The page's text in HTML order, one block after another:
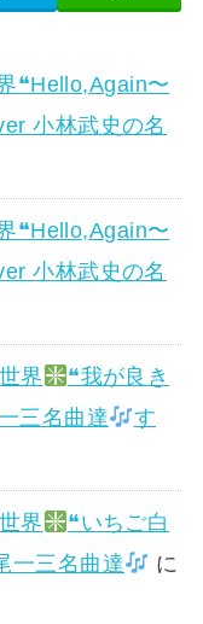
❝Hello,Again〜
小林武史の名
❝Hello,Again〜
小林武史の名
界
❝我が良き
三名曲達
す
界
❝いちご白
一三名曲達
に